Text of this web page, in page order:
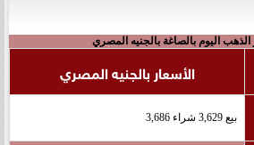
اليوم بالصاغة بالجنيه المصري
الأسعار بالجنيه المصري
بيع 3,629 شراء 3,686